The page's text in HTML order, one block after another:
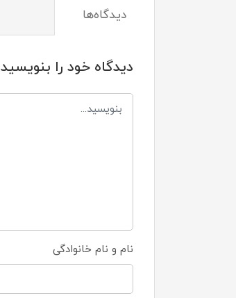
دیدگاه‌ها
دیدگاه خود را بنویسید
نام و نام خانوادگی